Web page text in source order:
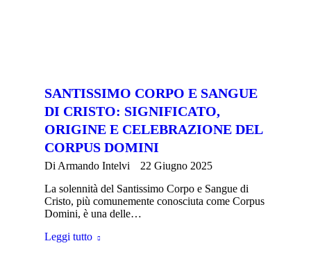
SANTISSIMO CORPO E SANGUE
DI CRISTO: SIGNIFICATO,
ORIGINE E CELEBRAZIONE DEL
CORPUS DOMINI
Di Armando Intelvi
22 Giugno 2025
La solennità del Santissimo Corpo e Sangue di
Cristo, più comunemente conosciuta come Corpus
Domini, è una delle…
Leggi tutto